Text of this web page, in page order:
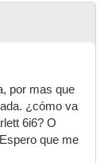
por mas que
¿cómo va
6i6? O
que me